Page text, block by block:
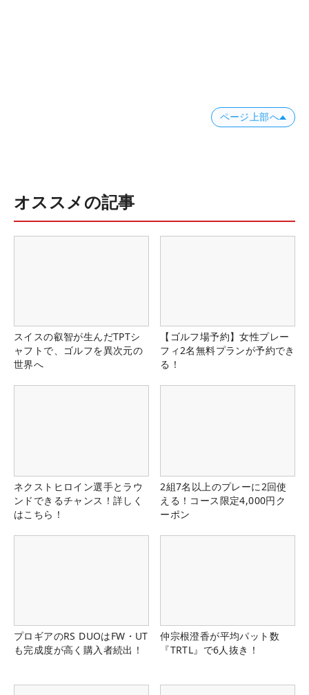
ページ上部へ
オススメの記事
スイスの叡智が生んだTPTシ
ャフトで、ゴルフを異次元の
世界へ
【ゴルフ場予約】女性プレー
フィ2名無料プランが予約でき
る！
ネクストヒロイン選手とラウ
ンドできるチャンス！詳しく
はこちら！
2組7名以上のプレーに2回使
える！コース限定4,000円ク
ーポン
プロギアのRS DUOはFW・UT
も完成度が高く購入者続出！
仲宗根澄香が平均パット数
『TRTL』で6人抜き！